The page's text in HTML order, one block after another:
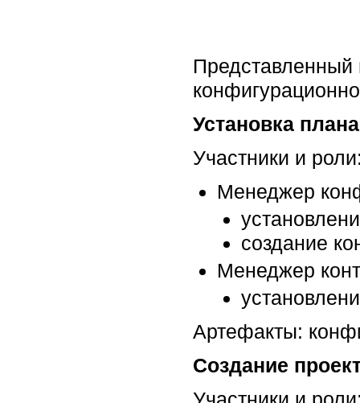
Представленный
Установка
Участники и
Менеджер
создание
Менеджер
Артефакты:
Создание